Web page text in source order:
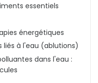
essentiels
énergétiques
liés à l'eau (ablutions)
dans l'eau :